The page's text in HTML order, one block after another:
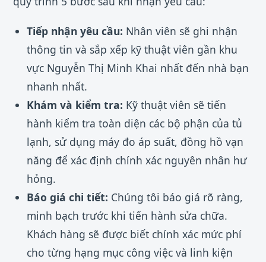
Tiếp nhận yêu cầu: Nhân viên sẽ ghi nhận
thông tin và sắp xếp kỹ thuật viên gần khu
vực Nguyễn Thị Minh Khai nhất đến nhà bạn
nhanh nhất.
Khám và kiểm tra: Kỹ thuật viên sẽ tiến
hành kiểm tra toàn diện các bộ phận của tủ
lạnh, sử dụng máy đo áp suất, đồng hồ vạn
năng để xác định chính xác nguyên nhân hư
hỏng.
Báo giá chi tiết: Chúng tôi báo giá rõ ràng,
minh bạch trước khi tiến hành sửa chữa.
Khách hàng sẽ được biết chính xác mức phí
cho từng hạng mục công việc và linh kiện